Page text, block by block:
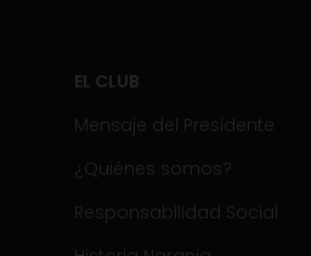
EL CLUB
Mensaje del Presidente
¿Quiénes somos?
Responsabilidad Social